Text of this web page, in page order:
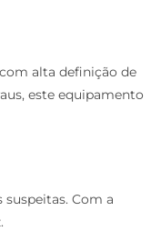
alta definição de
este equipamento
Com a